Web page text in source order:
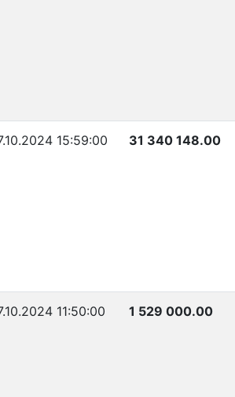
15:59:00 31 340 148.00
11:50:00 1 529 000.00